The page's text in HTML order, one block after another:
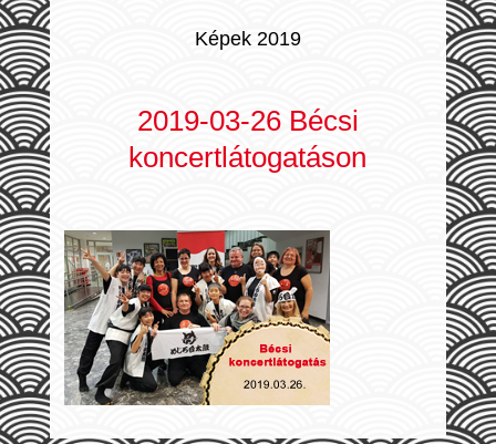
Képek 2019
2019-03-26 Bécsi
koncertlátogatáson